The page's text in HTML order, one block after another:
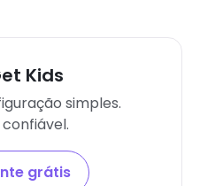
Kids
simples.
grátis